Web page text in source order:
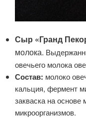
Сыр «Гранд
молока.
овечьего молока
Состав: молоко
кальция, фермент
закваска на
микроорганизмов.